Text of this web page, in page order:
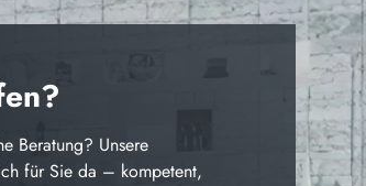
Beratung? Unsere
für Sie da – kompetent,